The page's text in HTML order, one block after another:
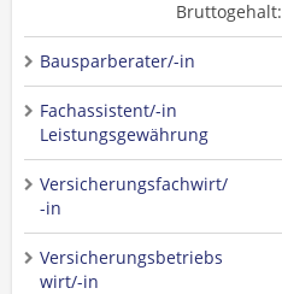
Bruttogehalt:
Bausparberater/-in
Fachassistent/-in
Leistungsgewährung
Versicherungsfachwirt/
-in
Versicherungsbetriebs
wirt/-in